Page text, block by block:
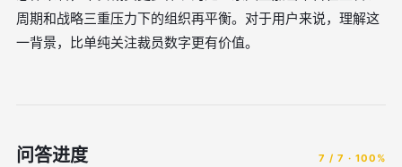
周期和战略三重压力下的组织再平衡。对于用户来说，理解这
一背景，比单纯关注裁员数字更有价值。
问答进度 7 / 7 · 100%